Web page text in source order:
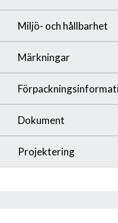
Miljö- och hållbarhet
Märkningar
Dokument
Projektering